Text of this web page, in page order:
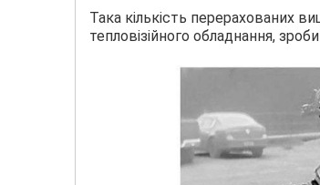
Така кількість перерахованих
тепловізійного обладнання,